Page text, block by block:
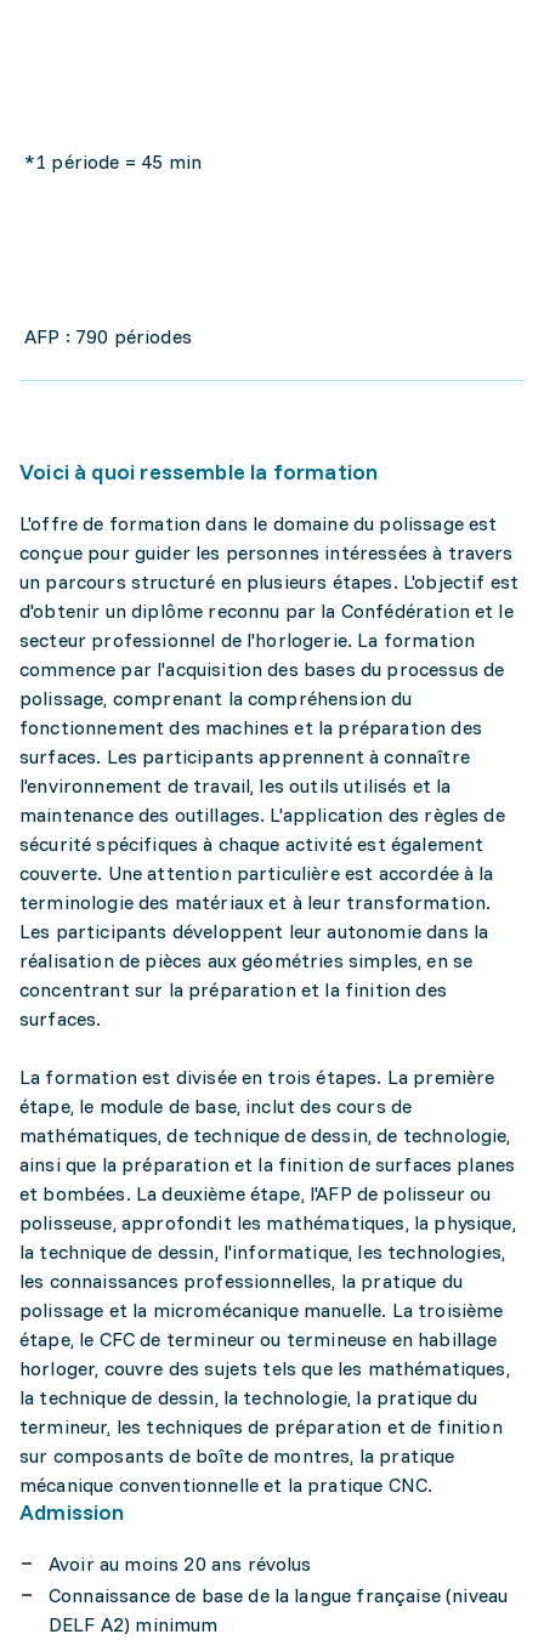
*1 période = 45 min
AFP : 790 périodes
Voici à quoi ressemble la formation
L'offre de formation dans le domaine du polissage est
conçue pour guider les personnes intéressées à travers
un parcours structuré en plusieurs étapes. L'objectif est
d'obtenir un diplôme reconnu par la Confédération et le
secteur professionnel de l'horlogerie. La formation
commence par l'acquisition des bases du processus de
polissage, comprenant la compréhension du
fonctionnement des machines et la préparation des
surfaces. Les participants apprennent à connaître
l'environnement de travail, les outils utilisés et la
maintenance des outillages. L'application des règles de
sécurité spécifiques à chaque activité est également
couverte. Une attention particulière est accordée à la
terminologie des matériaux et à leur transformation.
Les participants développent leur autonomie dans la
réalisation de pièces aux géométries simples, en se
concentrant sur la préparation et la finition des
surfaces.
La formation est divisée en trois étapes. La première
étape, le module de base, inclut des cours de
mathématiques, de technique de dessin, de technologie,
ainsi que la préparation et la finition de surfaces planes
et bombées. La deuxième étape, l'AFP de polisseur ou
polisseuse, approfondit les mathématiques, la physique,
la technique de dessin, l'informatique, les technologies,
les connaissances professionnelles, la pratique du
polissage et la micromécanique manuelle. La troisième
étape, le CFC de termineur ou termineuse en habillage
horloger, couvre des sujets tels que les mathématiques,
la technique de dessin, la technologie, la pratique du
termineur, les techniques de préparation et de finition
sur composants de boîte de montres, la pratique
mécanique conventionnelle et la pratique CNC.
Admission
Avoir au moins 20 ans révolus
Connaissance de base de la langue française (niveau
DELF A2) minimum